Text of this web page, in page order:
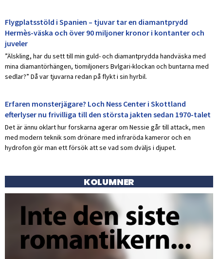
Flygplatsstöld i Spanien – tjuvar tar en diamantprydd
Hermès-väska och över 90 miljoner kronor i kontanter och
juveler
”Älskling, har du sett till min guld- och diamantprydda handväska med
mina diamantörhängen, tiomiljoners Bvlgari-klockan och buntarna med
sedlar?” Då var tjuvarna redan på flykt i sin hyrbil.
Erfaren monsterjägare? Loch Ness Center i Skottland
efterlyser nu frivilliga till den största jakten sedan 1970-talet
Det är ännu oklart hur forskarna agerar om Nessie går till attack, men
med modern teknik som drönare med infraröda kameror och en
hydrofon gör man ett försök att se vad som dväljs i djupet.
KOLUMNER